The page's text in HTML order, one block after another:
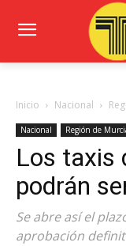
Inicio Nacional
Nacional Región de
Los taxis
podrán
Se abre así el
aprobación